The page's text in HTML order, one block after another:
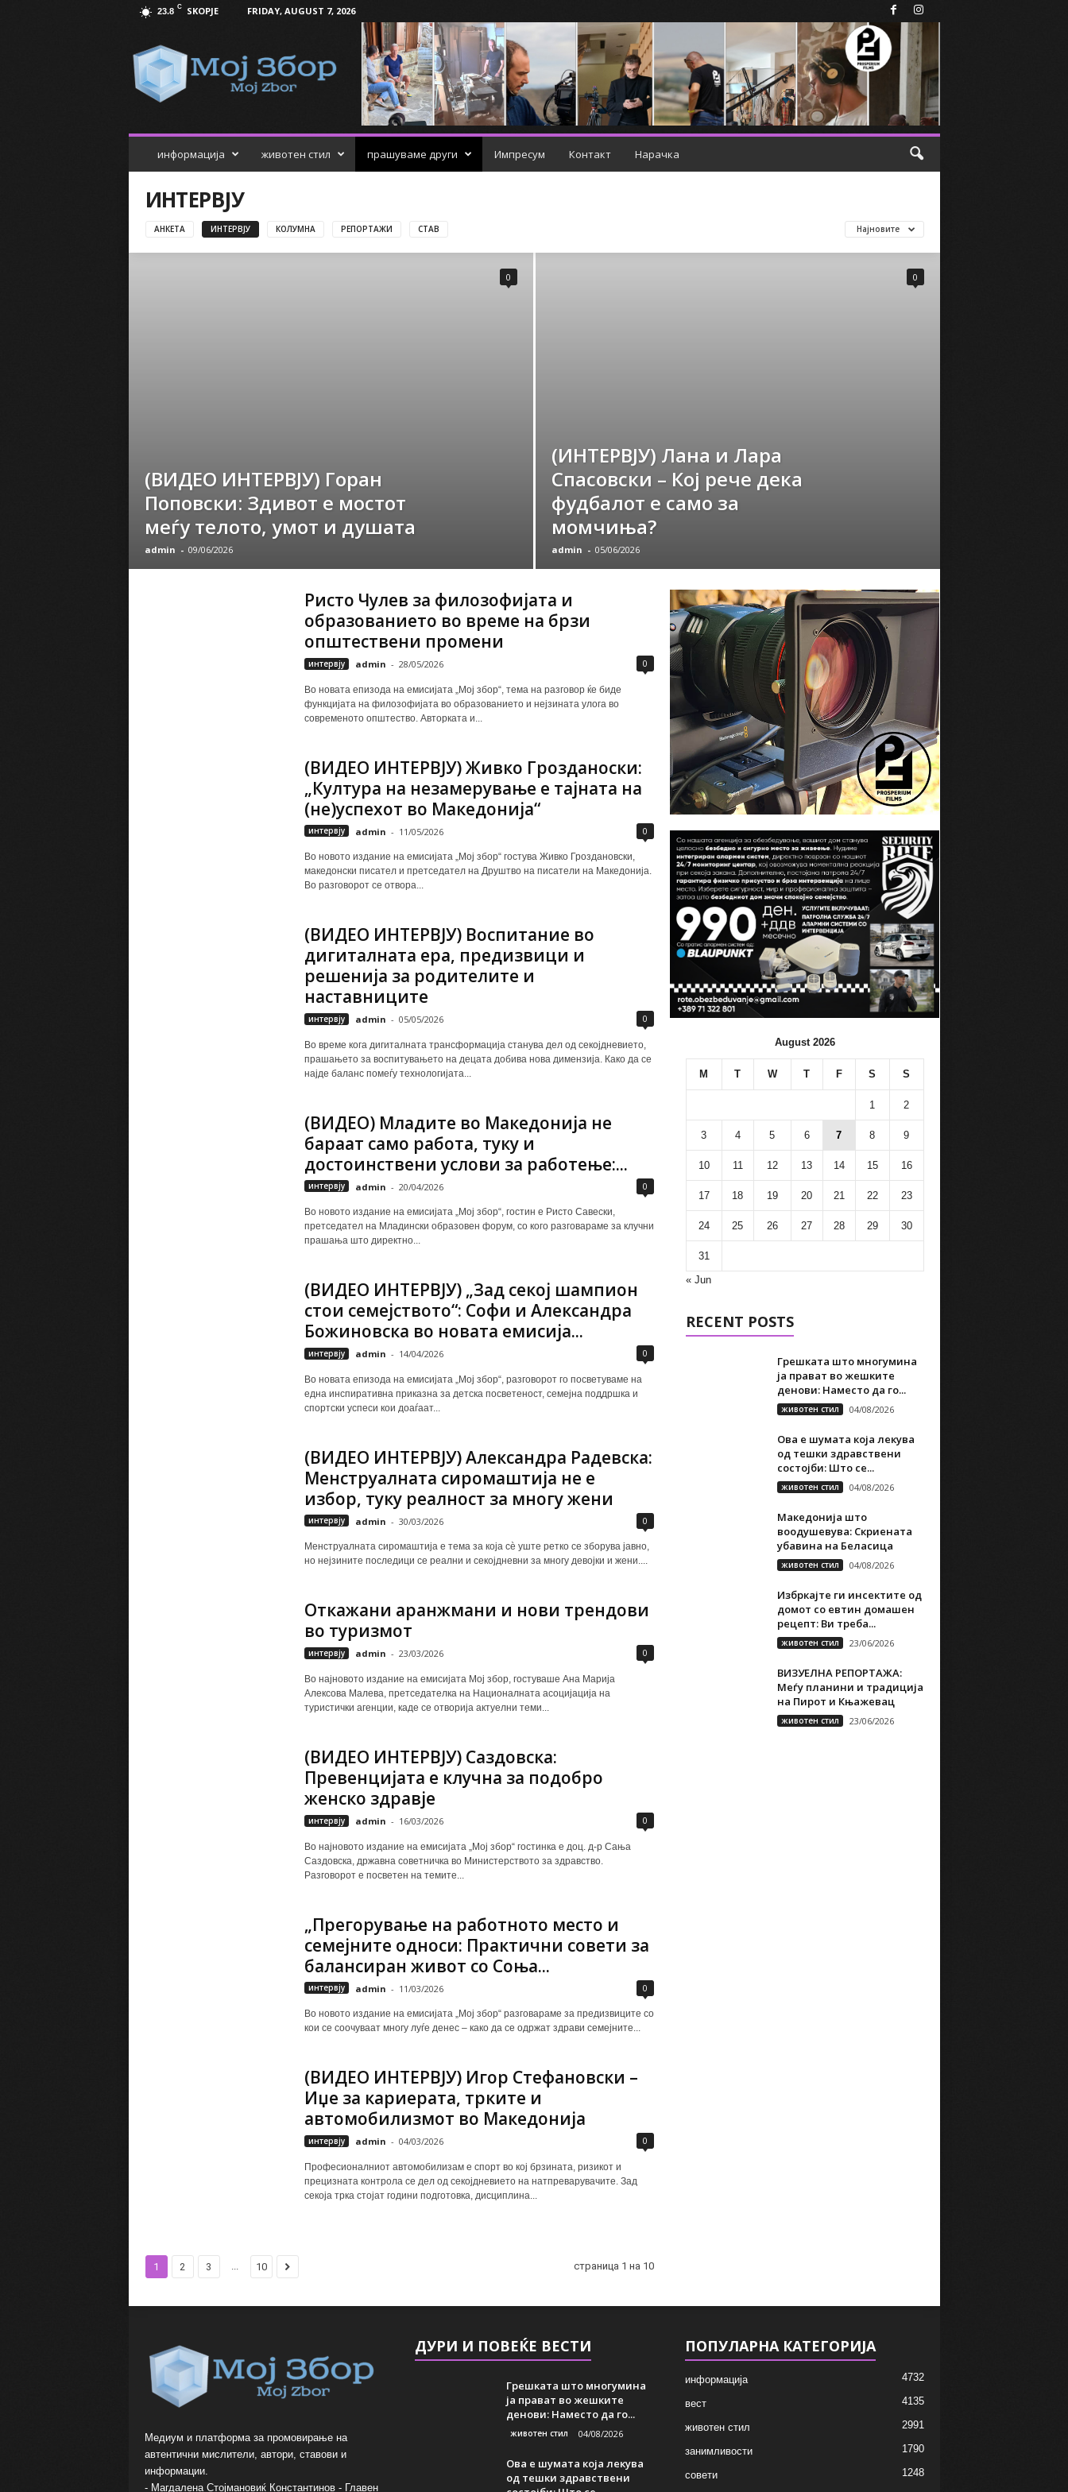
23.8 C SKOPJE FRIDAY, AUGUST 7, 2026
о
р
информација животен стил прашуваме други Импресум Контакт Нарачка
ИНТЕРВЈУ
АНКЕТА ИНТЕРВЈУ КОЛУМНА РЕПОРТАЖИ СТАВ Најновите
(ВИДЕО ИНТЕРВЈУ) Горан
Поповски: Здивот е мостот
меѓу телото, умот и душата
admin - 09/06/2026
0
(ИНТЕРВЈУ) Лана и Лара
Спасовски – Кој рече дека
фудбалот е само за
момчиња?
admin - 05/06/2026
0
Ристо Чулев за филозофијата и
образованието во време на брзи
општествени промени
интервју admin - 28/05/2026 0
Во новата епизода на емисијата „Мој збор“, тема на разговор ќе биде
функцијата на филозофијата во образованието и нејзината улога во
современото општество. Авторката и...
(ВИДЕО ИНТЕРВЈУ) Живко Грозданоски:
„Култура на незамерување е тајната на
(не)успехот во Македонија“
интервју admin - 11/05/2026 0
Во новото издание на емисијата „Мој збор“ гостува Живко Гроздановски,
македонски писател и претседател на Друштво на писатели на Македонија.
Во разговорот се отвора...
(ВИДЕО ИНТЕРВЈУ) Воспитание во
дигиталната ера, предизвици и
решенија за родителите и
наставниците
интервју admin - 05/05/2026 0
Во време кога дигиталната трансформација станува дел од секојдневието,
прашањето за воспитувањето на децата добива нова димензија. Како да се
најде баланс помеѓу технологијата...
(ВИДЕО) Младите во Македонија не
бараат само работа, туку и
достоинствени услови за работење:...
интервју admin - 20/04/2026 0
Во новото издание на емисијата „Мој збор“, гостин е Ристо Савески,
претседател на Младински образовен форум, со кого разговараме за клучни
прашања што директно...
(ВИДЕО ИНТЕРВЈУ) „Зад секој шампион
стои семејството“: Софи и Александра
Божиновска во новата емисија...
интервју admin - 14/04/2026 0
Во новата епизода на емисијата „Мој збор“, разговорот го посветуваме на
една инспиративна приказна за детска посветеност, семејна поддршка и
спортски успеси кои доаѓаат...
(ВИДЕО ИНТЕРВЈУ) Александра Радевска:
Менструалната сиромаштија не е
избор, туку реалност за многу жени
интервју admin - 30/03/2026 0
Менструалната сиромаштија е тема за која сѐ уште ретко се зборува јавно,
но нејзините последици се реални и секојдневни за многу девојки и жени....
Откажани аранжмани и нови трендови
во туризмот
интервју admin - 23/03/2026 0
Во најновото издание на емисијата Мој збор, гостуваше Ана Марија
Алексова Малева, претседателка на Националната асоцијација на
туристички агенции, каде се отворија актуелни теми...
(ВИДЕО ИНТЕРВЈУ) Саздовска:
Превенцијата е клучна за подобро
женско здравје
интервју admin - 16/03/2026 0
Во најновото издание на емисијата „Мој збор“ гостинка е доц. д-р Сања
Саздовска, државна советничка во Министерството за здравство.
Разговорот е посветен на темите...
„Прегорување на работното место и
семејните односи: Практични совети за
балансиран живот со Соња...
интервју admin - 11/03/2026 0
Во новото издание на емисијата „Мој збор“ разговараме за предизвиците со
кои се соочуваат многу луѓе денес – како да се одржат здрави семејните...
(ВИДЕО ИНТЕРВЈУ) Игор Стефановски –
Иџе за кариерата, трките и
автомобилизмот во Македонија
интервју admin - 04/03/2026 0
Професионалниот автомобилизам е спорт во кој брзината, ризикот и
прецизната контрола се дел од секојдневието на натпреварувачите. Зад
секоја трка стојат години подготовка, дисциплина...
1 2 3 10 страница 1 на 10
August 2026
M T W T F S S
1 2
3 4 5 6 7 8 9
10 11 12 13 14 15 16
17 18 19 20 21 22 23
24 25 26 27 28 29 30
31
« Jun
RECENT POSTS
Грешката што многумина
ја прават во жешките
денови: Наместо да го...
животен стил 04/08/2026
Ова е шумата која лекува
од тешки здравствени
состојби: Што се...
животен стил 04/08/2026
Македонија што
воодушевува: Скриената
убавина на Беласица
животен стил 04/08/2026
Избркајте ги инсектите од
домот со евтин домашен
рецепт: Ви треба...
животен стил 23/06/2026
ВИЗУЕЛНА РЕПОРТАЖА:
Меѓу планини и традиција
на Пирот и Књажевац
животен стил 23/06/2026
Медиум и платформа за промовирање на
автентични мислители, автори, ставови и
информации.
- Магдалена Стојмановиќ Константинов - Главен
ДУРИ И ПОВЕЌЕ ВЕСТИ
Грешката што многумина
ја прават во жешките
денови: Наместо да го...
животен стил 04/08/2026
Ова е шумата која лекува
од тешки здравствени
ПОПУЛАРНА КАТЕГОРИЈА
информација 4732
вест 4135
животен стил 2991
занимливости 1790
совети
1248